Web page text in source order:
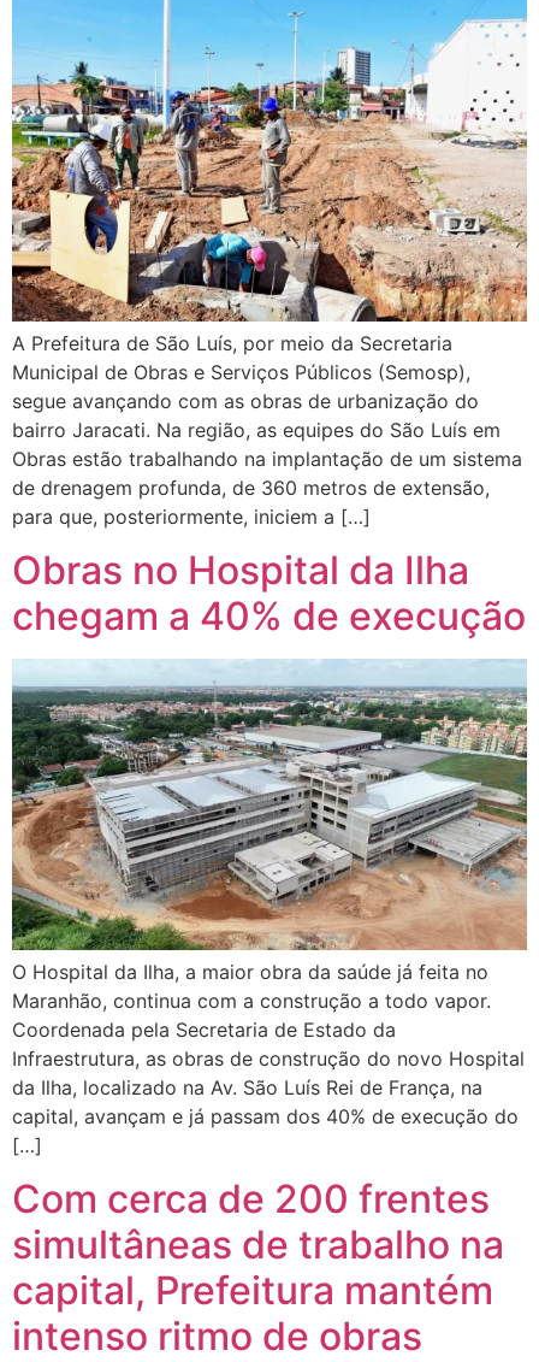
A Prefeitura de São Luís, por meio da Secretaria
Municipal de Obras e Serviços Públicos (Semosp),
segue avançando com as obras de urbanização do
bairro Jaracati. Na região, as equipes do São Luís em
Obras estão trabalhando na implantação de um sistema
de drenagem profunda, de 360 metros de extensão,
para que, posteriormente, iniciem a […]
Obras no Hospital da Ilha
chegam a 40% de execução
O Hospital da Ilha, a maior obra da saúde já feita no
Maranhão, continua com a construção a todo vapor.
Coordenada pela Secretaria de Estado da
Infraestrutura, as obras de construção do novo Hospital
da Ilha, localizado na Av. São Luís Rei de França, na
capital, avançam e já passam dos 40% de execução do
[…]
Com cerca de 200 frentes
simultâneas de trabalho na
capital, Prefeitura mantém
intenso ritmo de obras